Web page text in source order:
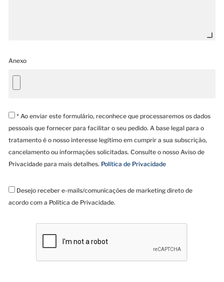
Anexo
* Ao enviar este formulário, reconhece que processaremos os dados
pessoais que fornecer para facilitar o seu pedido. A base legal para o
tratamento é o nosso interesse legítimo em cumprir a sua subscrição,
cancelamento ou informações solicitadas. Consulte o nosso Aviso de
Privacidade para mais detalhes. Política de Privacidade
Desejo receber e-mails/comunicações de marketing direto de
acordo com a Política de Privacidade.